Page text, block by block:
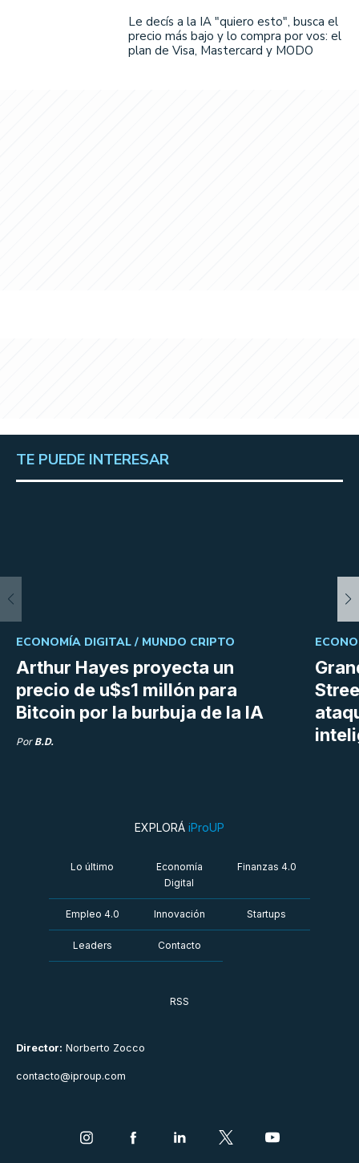
Le decís a la IA "quiero esto", busca el
precio más bajo y lo compra por vos: el
plan de Visa, Mastercard y MODO
TE PUEDE INTERESAR
Arthur Hayes proyecta un
precio de u$s1 millón para
Bitcoin por la burbuja de la IA
ECONOMÍA DIGITAL / MUNDO CRIPTO
Por B.D.
Director: Norberto Zocco
contacto@iproup.com
EXPLORÁ iProUP
Lo último
Economía
Digital
Finanzas 4.0
Empleo 4.0 Innovación Startups
Leaders Contacto
RSS